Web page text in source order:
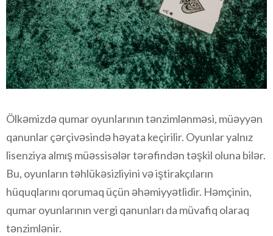
Ölkəmizdə qumar oyunlarının tənzimlənməsi, müəyyən
qanunlar çərçivəsində həyata keçirilir. Oyunlar yalnız
lisenziya almış müəssisələr tərəfindən təşkil oluna bilər.
Bu, oyunların təhlükəsizliyini və iştirakçıların
hüquqlarını qorumaq üçün əhəmiyyətlidir. Həmçinin,
qumar oyunlarının vergi qanunları da müvafiq olaraq
tənzimlənir.